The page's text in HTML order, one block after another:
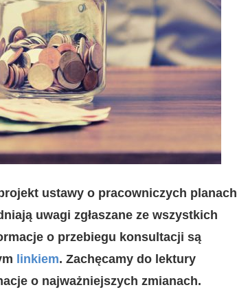
ustawy o pracowniczych planach
uwagi zgłaszane ze wszystkich
o przebiegu konsultacji są
linkiem. Zachęcamy do lektury
o najważniejszych zmianach.